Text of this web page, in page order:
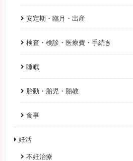
安定期・臨月・出産
検査・検診・医療費・手続き
睡眠
胎動・胎児・胎教
食事
妊活
不妊治療